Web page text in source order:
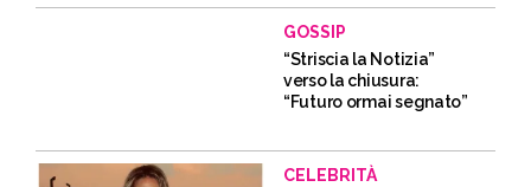
GOSSIP
“Striscia la Notizia”
verso la chiusura:
“Futuro ormai segnato”
CELEBRITÀ